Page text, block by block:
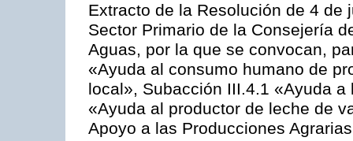
Extracto de la Resolución de 4
Sector Primario de la Consejería
Aguas, por la que se convocan,
«Ayuda al consumo humano de
local», Subacción III.4.1 «Ayuda
«Ayuda al productor de leche de
Apoyo a las Producciones